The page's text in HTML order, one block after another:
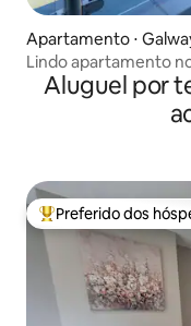
Apartamento ⋅
Lindo apartamento
Aluguel por
Entre os melhores
Preferido dos